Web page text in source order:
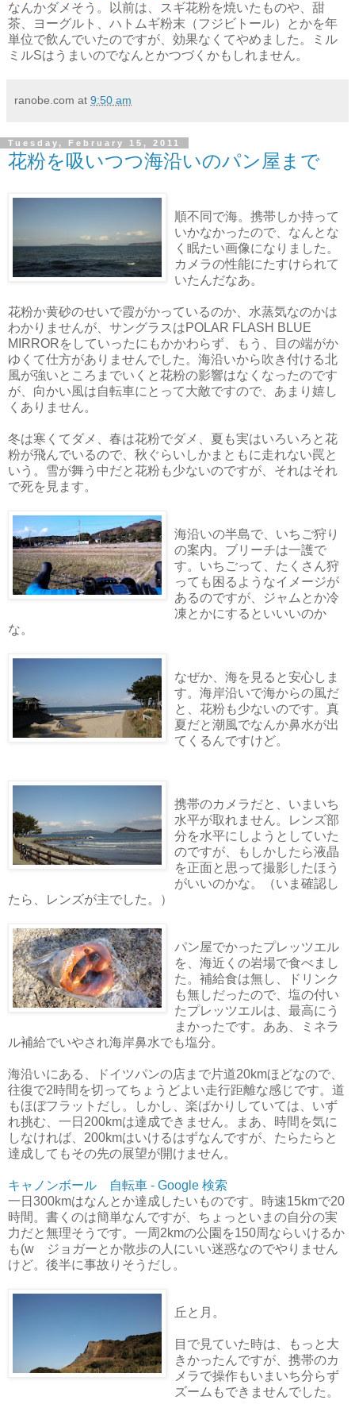
なんかダメそう。以前は、スギ花粉を焼いたものや、甜
茶、ヨーグルト、ハトムギ粉末（フジビトール）とかを年
単位で飲んでいたのですが、効果なくてやめました。ミル
ミルSはうまいのでなんとかつづくかもしれません。
ranobe.com at 9:50 am
Tuesday, February 15, 2011
花粉を吸いつつ海沿いのパン屋まで
順不同で海。携帯しか持って
いかなかったので、なんとな
く眠たい画像になりました。
カメラの性能にたすけられて
いたんだなあ。
花粉か黄砂のせいで霞がかっているのか、水蒸気なのかは
わかりませんが、サングラスはPOLAR FLASH BLUE
MIRRORをしていったにもかかわらず、もう、目の端がか
ゆくて仕方がありませんでした。海沿いから吹き付ける北
風が強いところまでいくと花粉の影響はなくなったのです
が、向かい風は自転車にとって大敵ですので、あまり嬉し
くありません。
冬は寒くてダメ、春は花粉でダメ、夏も実はいろいろと花
粉が飛んでいるので、秋ぐらいしかまともに走れない罠と
いう。雪が舞う中だと花粉も少ないのですが、それはそれ
で死を見ます。
海沿いの半島で、いちご狩り
の案内。ブリーチは一護で
す。いちごって、たくさん狩
っても困るようなイメージが
あるのですが、ジャムとか冷
凍とかにするといいいのか
な。
なぜか、海を見ると安心しま
す。海岸沿いで海からの風だ
と、花粉も少ないのです。真
夏だと潮風でなんか鼻水が出
てくるんですけど。
携帯のカメラだと、いまいち
水平が取れません。レンズ部
分を水平にしようとしていた
のですが、もしかしたら液晶
を正面と思って撮影したほう
がいいのかな。（いま確認し
たら、レンズが主でした。）
パン屋でかったプレッツエル
を、海近くの岩場で食べまし
た。補給食は無し、ドリンク
も無しだったので、塩の付い
たプレッツエルは、最高にう
まかったです。ああ、ミネラ
ル補給でいやされ海岸鼻水でも塩分。
海沿いにある、ドイツパンの店まで片道20kmほどなので、
往復で2時間を切ってちょうどよい走行距離な感じです。道
もほぼフラットだし。しかし、楽ばかりしていては、いず
れ挑む、一日200kmは達成できません。まあ、時間を気に
しなければ、200kmはいけるはずなんですが、たらたらと
達成してもその先の展望が開けません。
キャノンボール 自転車 - Google 検索
一日300kmはなんとか達成したいものです。時速15kmで20
時間。書くのは簡単なんですが、ちょっといまの自分の実
力だと無理そうです。一周2kmの公園を150周ならいけるか
も(w ジョガーとか散歩の人にいい迷惑なのでやりません
けど。後半に事故りそうだし。
丘と月。
目で見ていた時は、もっと大
きかったんですが、携帯のカ
メラで操作もいまいち分らず
ズームもできませんでした。